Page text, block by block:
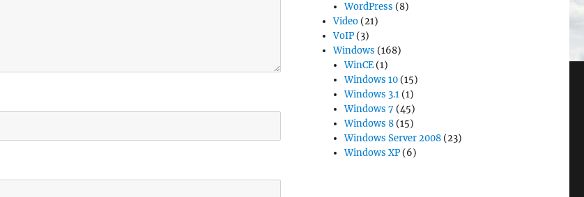
WordPress (8)
Video (21)
VoIP (3)
Windows (168)
WinCE (1)
Windows 10 (15)
Windows 3.1 (1)
Windows 7 (45)
Windows 8 (15)
Windows Server 2008 (23)
Windows XP (6)